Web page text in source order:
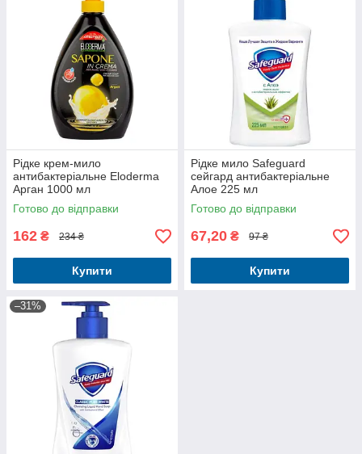
Рідке крем-мило
антибактеріальне Eloderma
Арган 1000 мл
Готово до відправки
162 ₴ 234 ₴
Купити
Рідке мило Safeguard
сейгард антибактеріальне
Алое 225 мл
Готово до відправки
67,20 ₴ 97 ₴
Купити
–31%